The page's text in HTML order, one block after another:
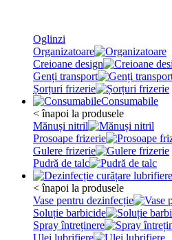
Oglinzi
Organizatoare
Creioane design
Genți transport
Șorțuri frizerie
Consumabile
< înapoi la produsele
Mănuși nitril
Prosoape frizerie
Gulere frizerie
Pudră de talc
< înapoi la produsele
Vase pentru dezinfecție
Soluție barbicide
Spray întreținere
Ulei lubrifiere